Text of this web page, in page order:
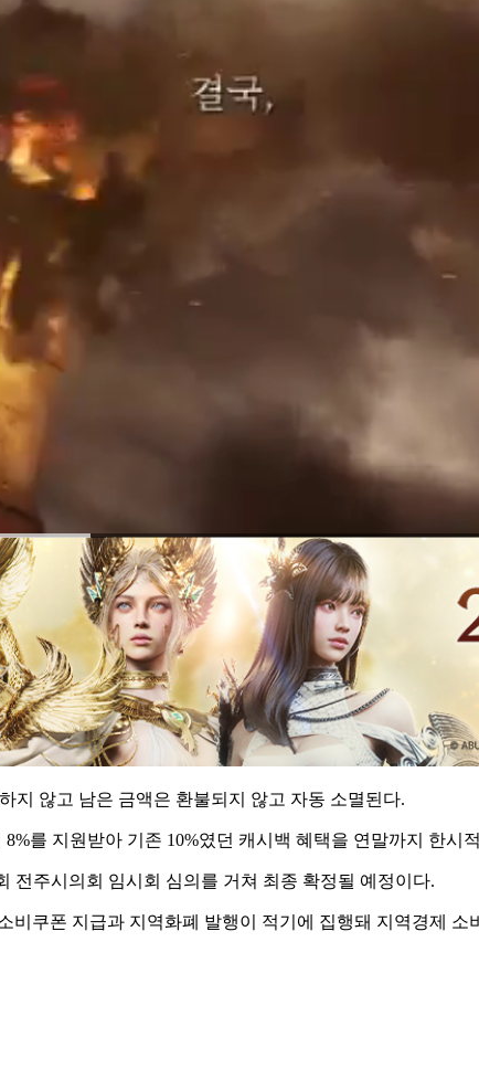
지 않고 남은 금액은 환불되지 않고 자동 소멸된다.
를 지원받아 기존 10%였던 캐시백 혜택을 연말까지 한시
전주시의회 임시회 심의를 거쳐 최종 확정될 예정이다.
쿠폰 지급과 지역화폐 발행이 적기에 집행돼 지역경제